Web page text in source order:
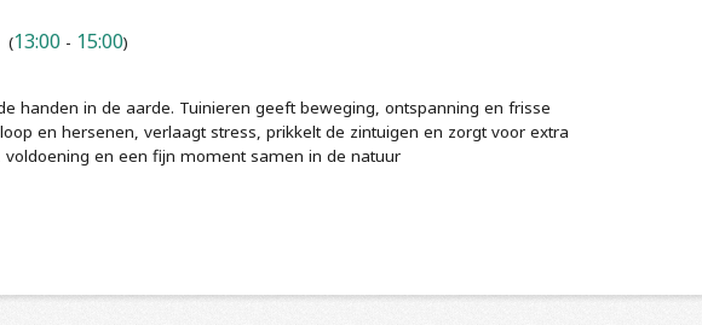
13:00- 15:00)
handen in de aarde. Tuinieren geeft beweging, ontspanning en frisse
en hersenen, verlaagt stress, prikkelt de zintuigen en zorgt voor extra
en een fijn moment samen in de natuur